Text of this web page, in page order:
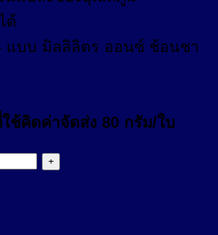
ด้
แบบ มิลลิลิตร ออนซ์ ช้อนชา
ช้คิดค่าจัดส่ง 80 กรัม/ใบ